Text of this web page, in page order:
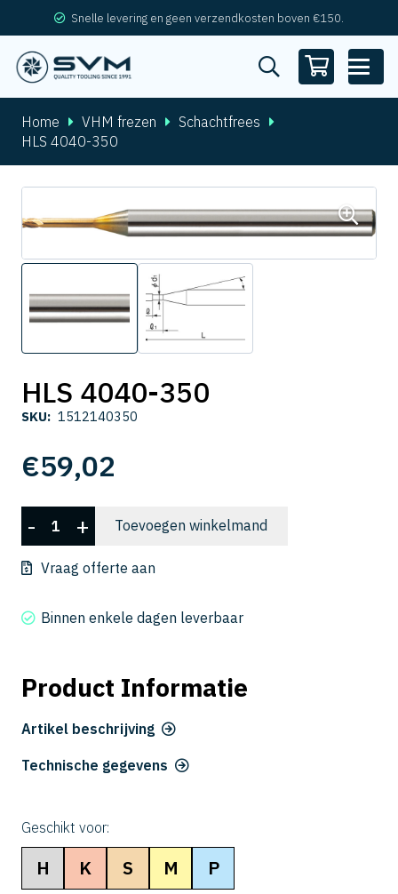
Snelle levering en geen verzendkosten boven €150.
Home VHM frezen
Schachtfrees
HLS 4040-350
HLS 4040-350
SKU: 1512140350
€59,02
4040-
350
- + Toevoegen winkelmand
Vraag offerte aan
Binnen enkele dagen leverbaar
Product Informatie
Artikel beschrijving
Technische gegevens
Geschikt voor:
H K S M P